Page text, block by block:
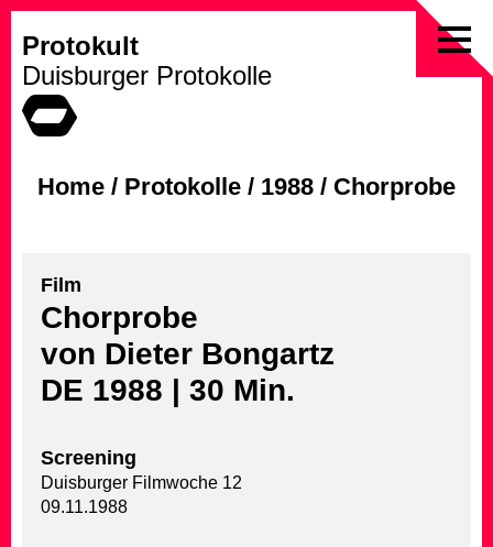
to
Protokult
Duisburger Protokolle
Home / Protokolle / 1988 / Chorprobe
Film
Chorprobe
von Dieter Bongartz
DE 1988 | 30 Min.
Screening
Duisburger Filmwoche 12
09.11.1988